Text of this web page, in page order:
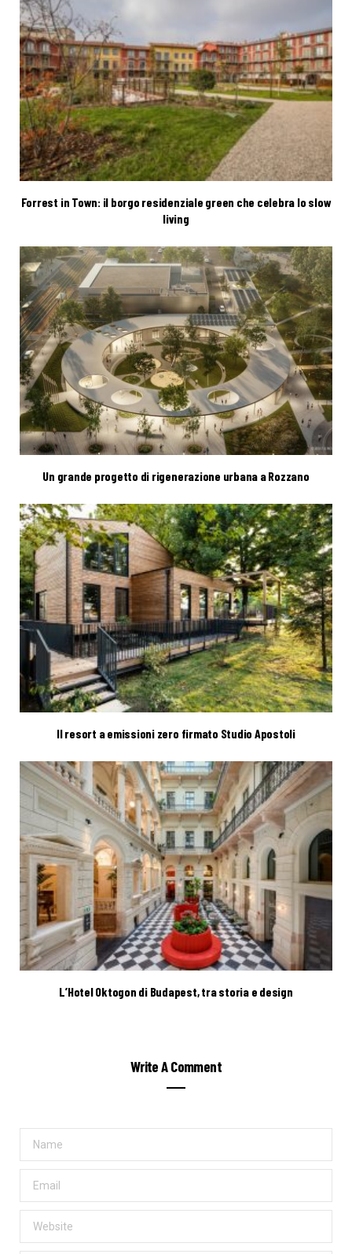
Forrest in Town: il borgo residenziale green che celebra lo slow
living
Un grande progetto di rigenerazione urbana a Rozzano
Il resort a emissioni zero firmato Studio Apostoli
L’Hotel Oktogon di Budapest, tra storia e design
Write A Comment